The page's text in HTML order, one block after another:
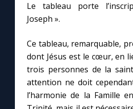
Le tableau porte
Joseph ».
Ce tableau, remarquable,
dont Jésus est le cœur, en
trois personnes de la
attention ne doit
l’harmonie de la Famille